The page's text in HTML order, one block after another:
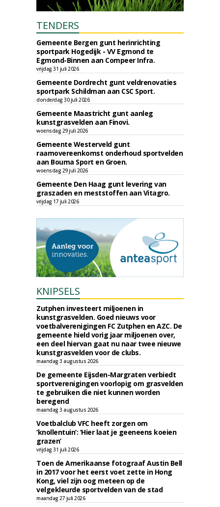
TENDERS
Gemeente Bergen gunt herinrichting
sportpark Hogedijk - VV Egmond te
Egmond-Binnen aan Compeer Infra.
vrijdag 31 juli 2026
Gemeente Dordrecht gunt veldrenovaties
sportpark Schildman aan CSC Sport.
donderdag 30 juli 2026
Gemeente Maastricht gunt aanleg
kunstgrasvelden aan Finovi.
woensdag 29 juli 2026
Gemeente Westerveld gunt
raamovereenkomst onderhoud sportvelden
aan Bouma Sport en Groen.
woensdag 29 juli 2026
Gemeente Den Haag gunt levering van
graszaden en meststoffen aan Vitagro.
vrijdag 17 juli 2026
KNIPSELS
Zutphen investeert miljoenen in
kunstgrasvelden. Goed nieuws voor
voetbalverenigingen FC Zutphen en AZC. De
gemeente hield vorig jaar miljoenen over,
een deel hiervan gaat nu naar twee nieuwe
kunstgrasvelden voor de clubs.
maandag 3 augustus 2026
De gemeente Eijsden-Margraten verbiedt
sportverenigingen voorlopig om grasvelden
te gebruiken die niet kunnen worden
beregend
maandag 3 augustus 2026
Voetbalclub VFC heeft zorgen om
‘knollentuin’: ‘Hier laat je geeneens koeien
grazen’
vrijdag 31 juli 2026
Toen de Amerikaanse fotograaf Austin Bell
in 2017 voor het eerst voet zette in Hong
Kong, viel zijn oog meteen op de
velgekleurde sportvelden van de stad
maandag 27 juli 2026